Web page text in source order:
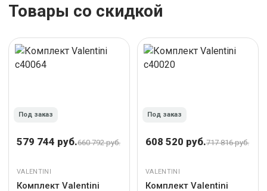
Товары со скидкой
Под заказ
579 744 руб.660 792 руб.
VALENTINI
Комплект Valentini
Под заказ
608 520 руб.717 816 руб.
VALENTINI
Комплект Valentini